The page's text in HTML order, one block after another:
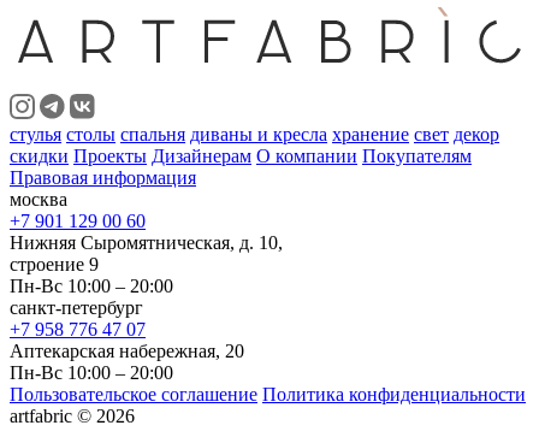
стулья столы спальня диваны и кресла хранение свет декор
скидки Проекты Дизайнерам О компании Покупателям
Правовая информация
москва
+7 901 129 00 60
Нижняя Сыромятническая, д. 10,
строение 9
Пн-Вс 10:00 – 20:00
санкт-петербург
+7 958 776 47 07
Аптекарская набережная, 20
Пн-Вс 10:00 – 20:00
Пользовательское соглашение Политика конфиденциальности
artfabric © 2026